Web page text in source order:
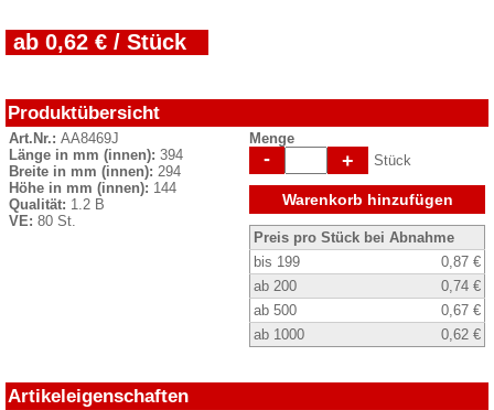
ab 0,62 € / Stück
Produktübersicht
Art.Nr.: AA8469J
Länge in mm (innen): 394
Breite in mm (innen): 294
Höhe in mm (innen): 144
Qualität: 1.2 B
VE: 80 St.
Menge
- + Stück
Warenkorb hinzufügen
Preis pro Stück bei Abnahme
bis 199
0,87 €
ab 200
0,74 €
ab 500
0,67 €
ab 1000
0,62 €
Artikeleigenschaften